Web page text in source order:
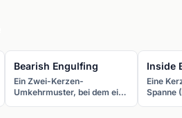
Bearish Engulfing
Ein Zwei-Kerzen-
Umkehrmuster, bei dem eine
Inside
Eine
Spanne